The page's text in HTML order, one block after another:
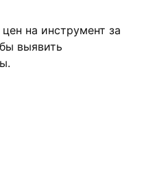
на инструмент за
выявить